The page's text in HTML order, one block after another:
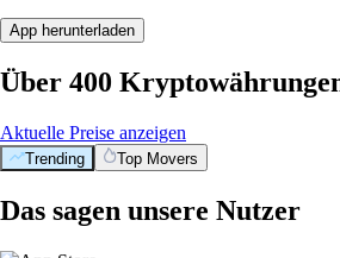
App herunterladen
Über 400
Aktuelle Preise anzeigen
Trending Top Movers
Das sagen unsere Nutzer